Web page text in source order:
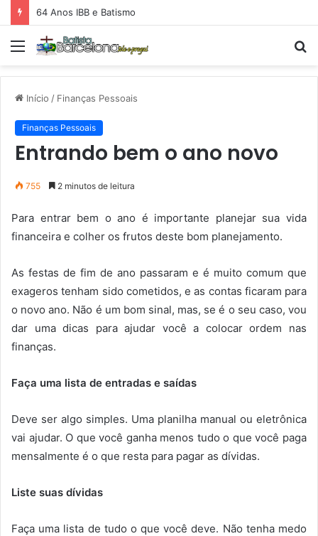
64 Anos IBB e Batismo
Menu
Início / Finanças Pessoais
Finanças Pessoais
Entrando bem o ano novo
755 2 minutos de leitura
Para entrar bem o ano é importante planejar sua vida
financeira e colher os frutos deste bom planejamento.
As festas de fim de ano passaram e é muito comum que
exageros tenham sido cometidos, e as contas ficaram para
o novo ano. Não é um bom sinal, mas, se é o seu caso, vou
dar uma dicas para ajudar você a colocar ordem nas
finanças.
Faça uma lista de entradas e saídas
Deve ser algo simples. Uma planilha manual ou eletrônica
vai ajudar. O que você ganha menos tudo o que você paga
mensalmente é o que resta para pagar as dívidas.
Liste suas dívidas
Faça uma lista de tudo o que você deve. Não tenha medo